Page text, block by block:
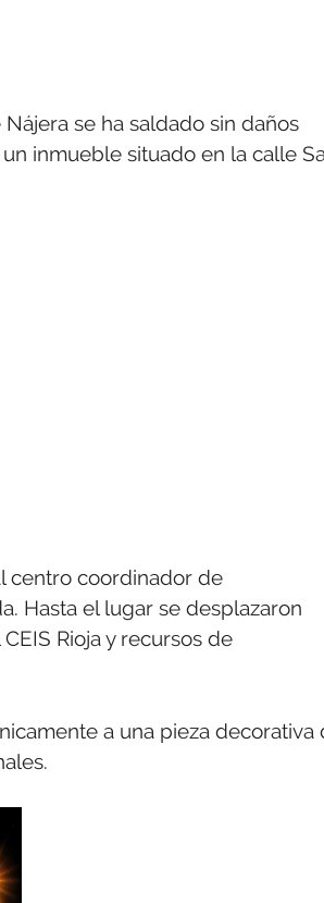
se ha saldado sin daños
inmueble situado en la calle
centro coordinador de
Hasta el lugar se desplazaron
Rioja y recursos de
a una pieza decorativa